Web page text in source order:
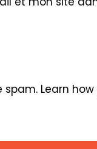
to
spam. Learn